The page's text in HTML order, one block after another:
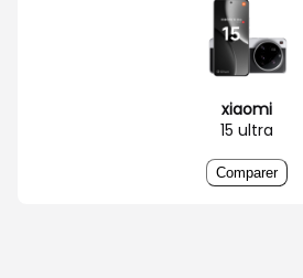
xiaomi
15 ultra
Comparer